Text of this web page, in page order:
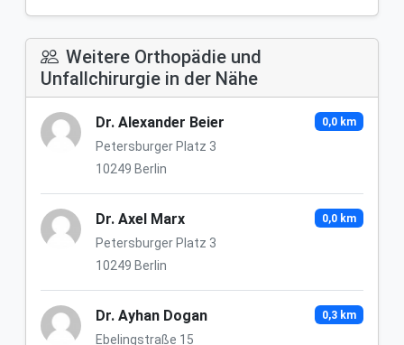
Weitere Orthopädie und
Unfallchirurgie in der Nähe
Dr. Alexander Beier
Petersburger Platz 3
10249 Berlin
0,0 km
Dr. Axel Marx
Petersburger Platz 3
10249 Berlin
0,0 km
Dr. Ayhan Dogan
Ebelingstraße 15
0,3 km